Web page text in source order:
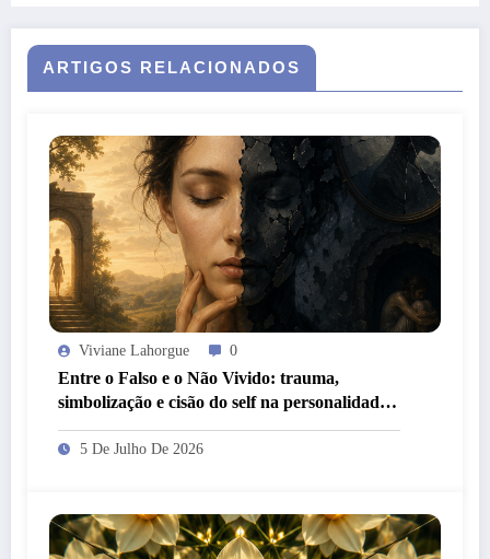
ARTIGOS RELACIONADOS
Viviane Lahorgue 0
Entre o Falso e o Não Vivido: trauma,
simbolização e cisão do self na personalidade
“como-se”
5 De Julho De 2026